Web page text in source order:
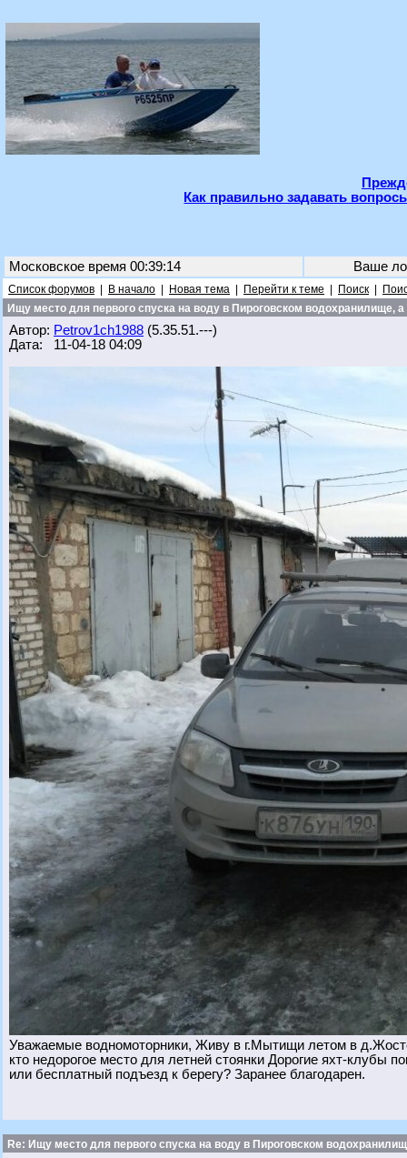
Как правильно задавать
Московское время 00:39:14 Ваше
Список форумов В начало Новая тема Перейти к теме Поиск
Ищу место для первого спуска на воду в Пироговском водохранилище, а
Автор: Petrov1ch1988 (5.35.51.---)
Дата: 11-04-18 04:09
Уважаемые водномоторники, Живу в г.Мытищи летом в
кто недорогое место для летней стоянки Дорогие яхт-клубы
или бесплатный подъезд к берегу? Заранее благодарен.
Re: Ищу место для первого спуска на воду в Пироговском